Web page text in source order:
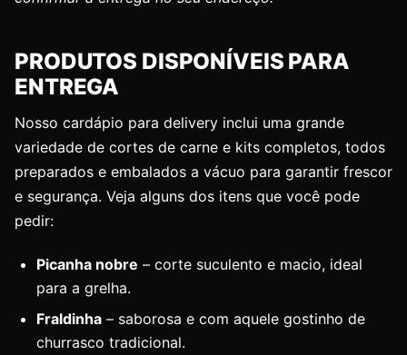
PRODUTOS DISPONÍVEIS PARA
ENTREGA
Nosso cardápio para delivery inclui uma grande
variedade de cortes de carne e kits completos, todos
preparados e embalados a vácuo para garantir frescor
e segurança. Veja alguns dos itens que você pode
pedir:
Picanha nobre – corte suculento e macio, ideal
para a grelha.
Fraldinha – saborosa e com aquele gostinho de
churrasco tradicional.